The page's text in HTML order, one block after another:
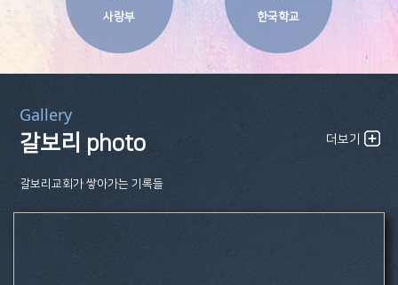
사랑부 한국학교
더보기
Gallery
갈보리 photo
갈보리교회가 쌓아가는 기록들